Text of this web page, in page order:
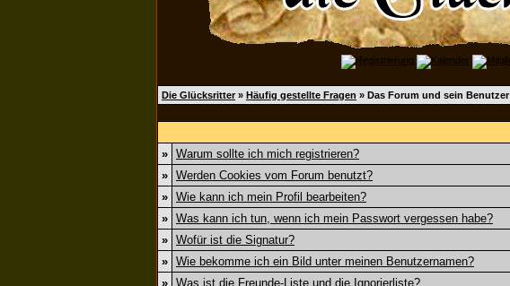
Die Glücksritter » Häufig gestellte Fragen » Das Forum und sein Benutzer
» Warum sollte ich mich registrieren?
» Werden Cookies vom Forum benutzt?
» Wie kann ich mein Profil bearbeiten?
» Was kann ich tun, wenn ich mein Passwort vergessen habe?
» Wofür ist die Signatur?
» Wie bekomme ich ein Bild unter meinen Benutzernamen?
» Was ist die Freunde-Liste und die Ignorierliste?